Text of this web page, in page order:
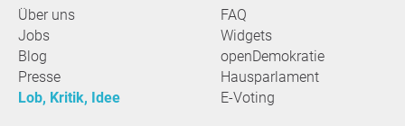
Über uns
Jobs
Blog
Presse
Lob, Kritik, Idee
FAQ
Widgets
openDemokratie
Hausparlament
E-Voting